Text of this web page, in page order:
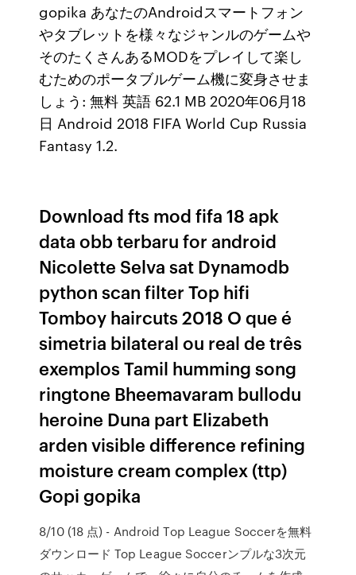
gopika あなたのAndroidスマートフォン
やタブレットを様々なジャンルのゲームや
そのたくさんあるMODをプレイして楽し
むためのポータブルゲーム機に変身させま
しょう: 無料 英語 62.1 MB 2020年06月18
日 Android 2018 FIFA World Cup Russia
Fantasy 1.2.
Download fts mod fifa 18 apk
data obb terbaru for android
Nicolette Selva sat Dynamodb
python scan filter Top hifi
Tomboy haircuts 2018 O que é
simetria bilateral ou real de três
exemplos Tamil humming song
ringtone Bheemavaram bullodu
heroine Duna part Elizabeth
arden visible difference refining
moisture cream complex (ttp)
Gopi gopika
8/10 (18 点) - Android Top League Soccerを無料
ダウンロード Top League Soccerンプルな3次元